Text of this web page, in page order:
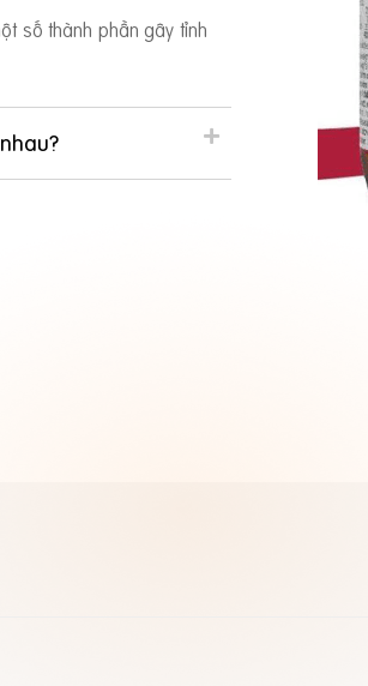
số thành phần gây tỉnh